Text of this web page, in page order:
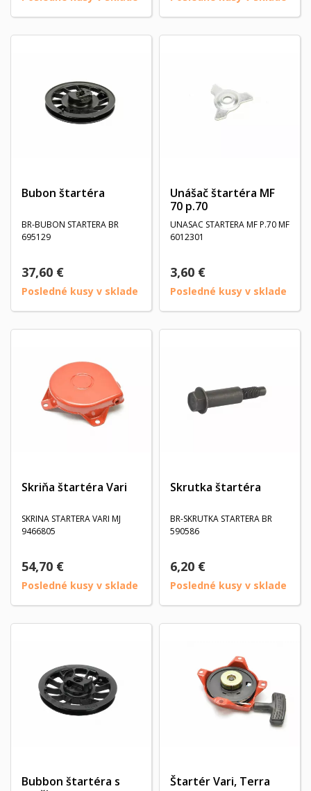
Bubon štartéra
BR-BUBON STARTERA BR
695129
37,60 €
Posledné kusy v sklade
Unášač štartéra MF
70 p.70
UNASAC STARTERA MF P.70 MF
6012301
3,60 €
Posledné kusy v sklade
Skriňa štartéra Vari
SKRINA STARTERA VARI MJ
9466805
54,70 €
Posledné kusy v sklade
Skrutka štartéra
BR-SKRUTKA STARTERA BR
590586
6,20 €
Posledné kusy v sklade
Bubbon štartéra s
Štartér Vari, Terra